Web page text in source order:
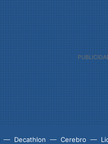
Decathlon Cerebro